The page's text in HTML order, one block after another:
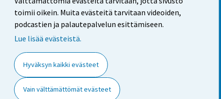
toimii oikein. Muita evästeitä tarvitaan videoiden,
podcastien ja palautepalvelun esittämiseen.
Lue lisää evästeistä.
Hyväksyn kaikki evästeet
Vain välttämättömät evästeet
Användarvillkor
Tillgänglighet
Information om webbplatsen
Cookie-inställningar